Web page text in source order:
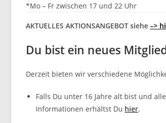
*Mo – Fr zwischen 17 und 22 Uhr
AKTUELLES AKTIONSANGEBOT siehe –>
Du bist ein neues
Derzeit bieten wir verschiedene
Falls Du unter 16 Jahre alt bist und
Informationen erhältst Du hier.